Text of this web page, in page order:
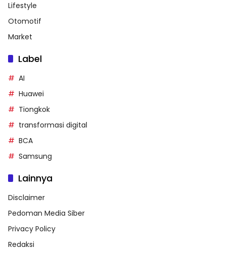
Lifestyle
Otomotif
Market
Label
AI
Huawei
Tiongkok
transformasi digital
BCA
Samsung
Lainnya
Disclaimer
Pedoman Media Siber
Privacy Policy
Redaksi